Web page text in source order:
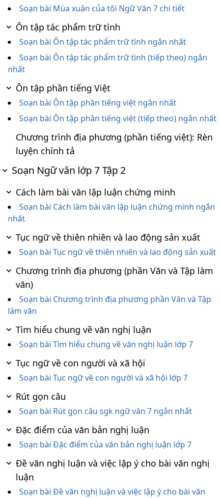
Soạn bài Mùa xuân của tôi Ngữ Văn 7 chi tiết
Ôn tập tác phẩm trữ tình
Soạn bài Ôn tập tác phẩm trữ tình ngắn nhất
Soạn bài Ôn tập tác phẩm trữ tình (tiếp theo) ngắn
nhất
Ôn tập phần tiếng Việt
Soạn bài Ôn tập phần tiếng việt ngắn nhất
Soạn bài Ôn tập phần tiếng việt (tiếp theo) ngắn nhất
Chương trình địa phương (phần tiếng việt): Rèn
luyện chính tả
Soạn Ngữ văn lớp 7 Tập 2
Cách làm bài văn lập luận chứng minh
Soạn bài Cách làm bài văn lập luận chứng minh ngắn
nhất
Tục ngữ về thiên nhiên và lao động sản xuất
Soạn bài Tục ngữ về thiên nhiên và lao động sản xuất
Chương trình địa phương (phần Văn và Tập làm
văn)
Soạn bài Chương trình địa phương phần Văn và Tập
làm văn
Tìm hiểu chung về văn nghị luận
Soạn bài Tìm hiểu chung về văn nghị luận lớp 7
Tục ngữ về con người và xã hội
Soạn bài Tục ngữ về con người và xã hội lớp 7
Rút gọn câu
Soạn bài Rút gọn câu sgk ngữ văn 7 ngắn nhất
Đặc điểm của văn bản nghị luận
Soạn bài Đặc điểm của văn bản nghị luận lớp 7
Đề văn nghị luận và việc lập ý cho bài văn nghị
luận
Soạn bài Đề văn nghị luận và việc lập ý cho bài văn